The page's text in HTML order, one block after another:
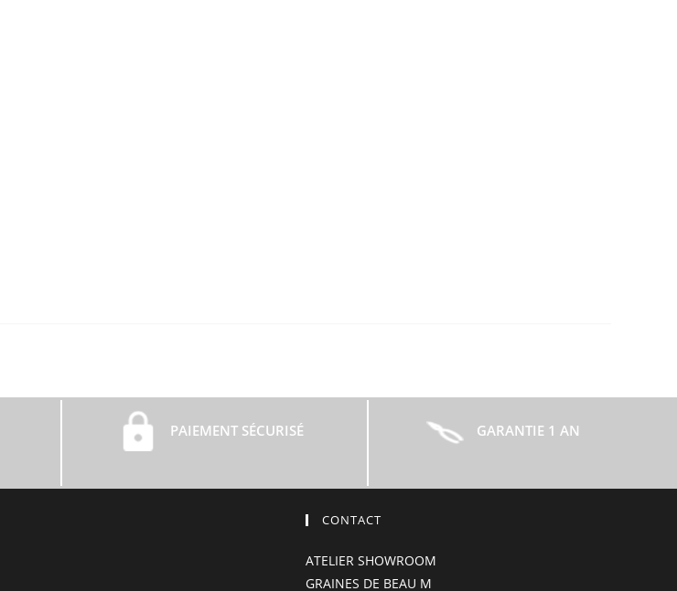
PAIEMENT SÉCURISÉ GARANTIE 1 AN
CONTACT
ATELIER SHOWROOM
GRAINES DE BEAU M